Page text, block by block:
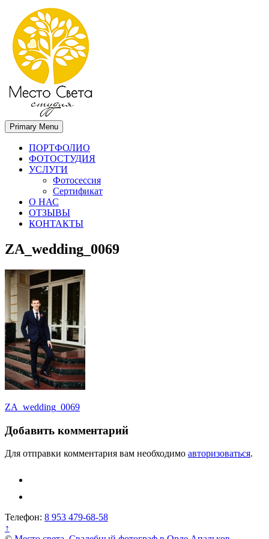
Место света. Свадебный фотограф в Орле Апальков Вячеслав
Свадебный фотограф в Орле
Primary Menu
ПОРТФОЛИО
ФОТОСТУДИЯ
УСЛУГИ
Фотосессия
Сертификат
О НАС
ОТЗЫВЫ
КОНТАКТЫ
ZA_wedding_0069
Навигация
по
записям
ZA_wedding_0069
Добавить комментарий
Для отправки комментария вам необходимо авторизоваться.
Телефон: 8 953 479-68-58
↑